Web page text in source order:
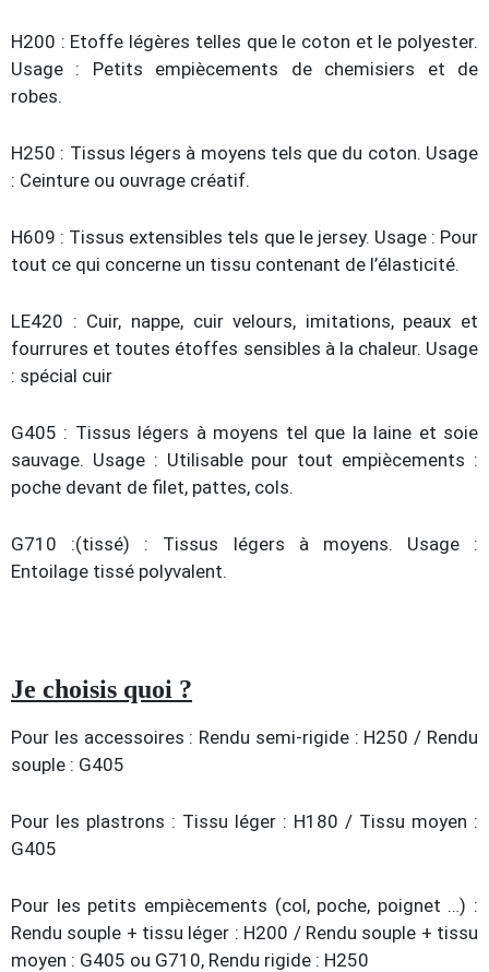
H200 : Etoffe légères telles que le coton et le polyester.
Usage : Petits empiècements de chemisiers et de
robes.
H250 : Tissus légers à moyens tels que du coton. Usage
: Ceinture ou ouvrage créatif.
H609 : Tissus extensibles tels que le jersey. Usage : Pour
tout ce qui concerne un tissu contenant de l’élasticité.
LE420 : Cuir, nappe, cuir velours, imitations, peaux et
fourrures et toutes étoffes sensibles à la chaleur. Usage
: spécial cuir
G405 : Tissus légers à moyens tel que la laine et soie
sauvage. Usage : Utilisable pour tout empiècements :
poche devant de filet, pattes, cols.
G710 :(tissé) : Tissus légers à moyens. Usage :
Entoilage tissé polyvalent.
Je choisis quoi ?
Pour les accessoires : Rendu semi-rigide : H250 / Rendu
souple : G405
Pour les plastrons : Tissu léger : H180 / Tissu moyen :
G405
Pour les petits empiècements (col, poche, poignet …) :
Rendu souple + tissu léger : H200 / Rendu souple + tissu
moyen : G405 ou G710, Rendu rigide : H250